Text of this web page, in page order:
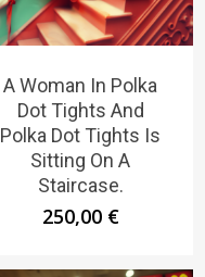
A Woman In Polka
Dot Tights And
Polka Dot Tights Is
Sitting On A
Staircase.
250,00 €